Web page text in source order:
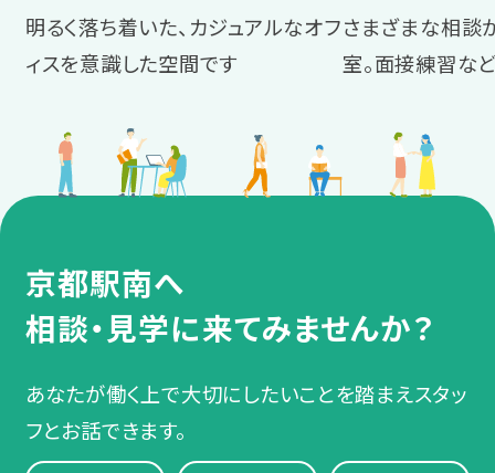
明るく落ち着いた、カジュアルなオフ
ィスを意識した空間です
さまざまな相談
室。面接練習な
京都駅南へ
相談・見学に来てみませんか？
あなたが働く上で大切にしたいことを踏まえスタッ
フとお話できます。